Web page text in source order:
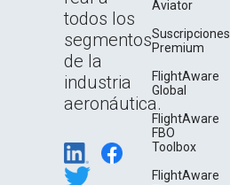
todos los
segmentos
de la
industria
aeronáutica.
Aviator
Suscripciones
Premium
FlightAware
Global
FlightAware
FBO
Toolbox
FlightAware